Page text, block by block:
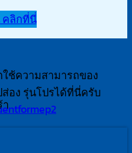
คลิกที่นี่
ช้ความสามารถของ
ส่อง รุ่นโปรได้ที่นี่ครับ